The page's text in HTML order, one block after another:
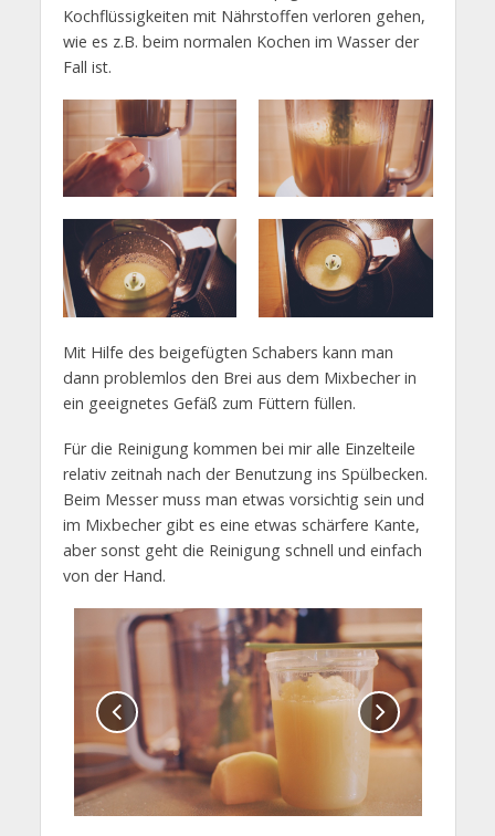
Kochflüssigkeiten mit Nährstoffen verloren gehen,
wie es z.B. beim normalen Kochen im Wasser der
Fall ist.
Mit Hilfe des beigefügten Schabers kann man
dann problemlos den Brei aus dem Mixbecher in
ein geeignetes Gefäß zum Füttern füllen.
Für die Reinigung kommen bei mir alle Einzelteile
relativ zeitnah nach der Benutzung ins Spülbecken.
Beim Messer muss man etwas vorsichtig sein und
im Mixbecher gibt es eine etwas schärfere Kante,
aber sonst geht die Reinigung schnell und einfach
von der Hand.